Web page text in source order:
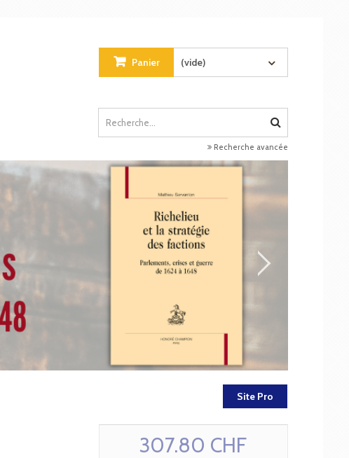
Panier (vide)
Recherche avancée
Site Pro
307.80 CHF